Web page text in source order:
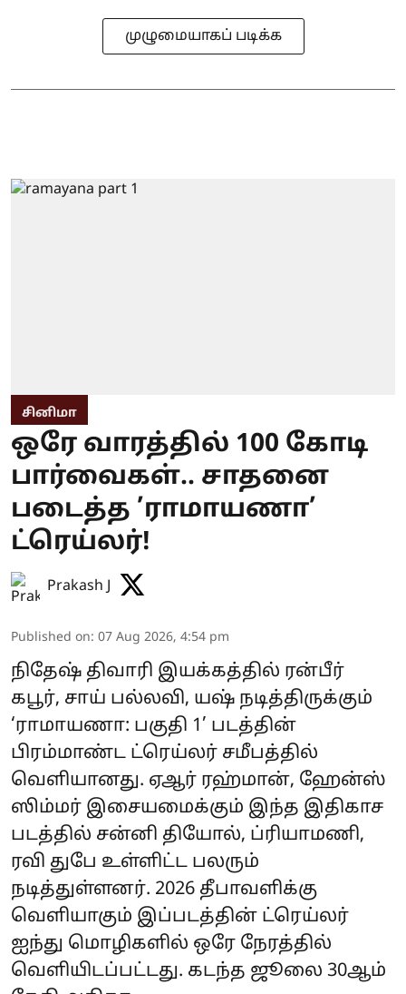
முழுமையாகப் படிக்க
சினிமா
ஒரே வாரத்தில் 100 கோடி
பார்வைகள்.. சாதனை
படைத்த ’ராமாயணா’
ட்ரெய்லர்!
Prakash J
Published on: 07 Aug 2026, 4:54 pm
நிதேஷ் திவாரி இயக்கத்தில் ரன்பீர்
கபூர், சாய் பல்லவி, யஷ் நடித்திருக்கும்
‘ராமாயணா: பகுதி 1’ படத்தின்
பிரம்மாண்ட ட்ரெய்லர் சமீபத்தில்
வெளியானது. ஏஆர் ரஹ்மான், ஹேன்ஸ்
ஸிம்மர் இசையமைக்கும் இந்த இதிகாச
படத்தில் சன்னி தியோல், ப்ரியாமணி,
ரவி துபே உள்ளிட்ட பலரும்
நடித்துள்ளனர். 2026 தீபாவளிக்கு
வெளியாகும் இப்படத்தின் ட்ரெய்லர்
ஐந்து மொழிகளில் ஒரே நேரத்தில்
வெளியிடப்பட்டது. கடந்த ஜூலை 30ஆம்